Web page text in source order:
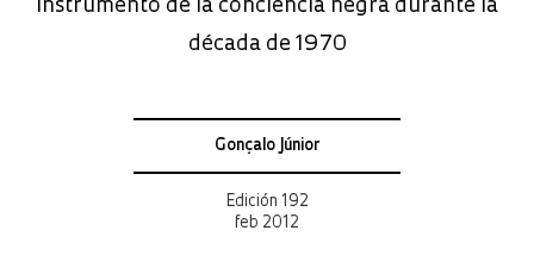
instrumento de la conciencia negra durante la
década de 1970
Gonçalo Júnior
Edición 192
feb 2012